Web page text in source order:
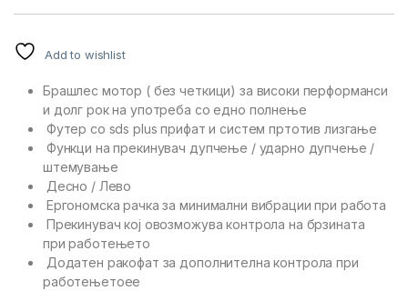
Add to wishlist
Брашлес мотор ( без четкици) за високи перформанси
и долг рок на употреба со едно полнење
Футер со sds plus прифат и систем пртотив лизгање
Функци на прекинувач дупчење / ударно дупчење /
штемување
Десно / Лево
Ергономска рачка за минимални вибрации при работа
Прекинувач кој овозможува контрола на брзината
при работењето
Додатен ракофат за дополнителна контрола при
работењетоее